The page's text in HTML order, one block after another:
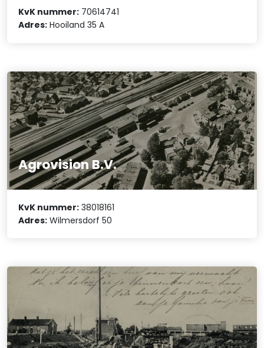
KvK nummer: 70614741
Adres: Hooiland 35 A
Agrovision B.V.
KvK nummer: 38018161
Adres: Wilmersdorf 50